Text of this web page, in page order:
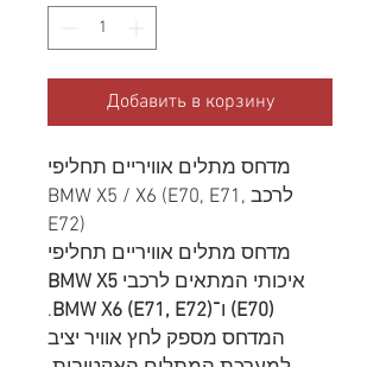
Добавить в корзину
מדחס מתלים אוויריים תחליפי
לרכב BMW X5 / X6 (E70, E71,
E72)
מדחס מתלים אוויריים תחליפי
איכותי המתאים לרכבי BMW X5
(E70) ו־BMW X6 (E71, E72)
.
המדחס מספק לחץ אוויר יציב